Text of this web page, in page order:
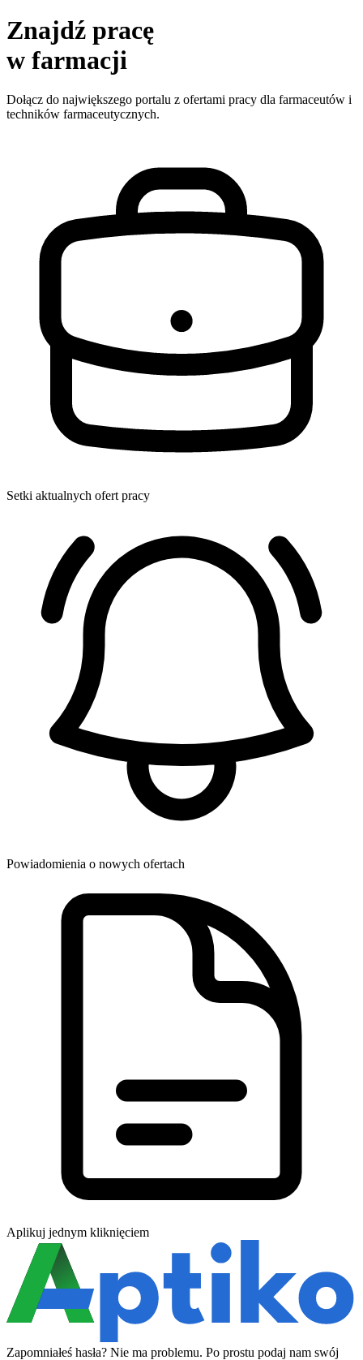
Znajdź pracę
w farmacji
Dołącz do największego portalu z ofertami pracy dla farmaceutów i
techników farmaceutycznych.
Setki aktualnych ofert pracy
Powiadomienia o nowych ofertach
Aplikuj jednym kliknięciem
Zapomniałeś hasła? Nie ma problemu. Po prostu podaj nam swój